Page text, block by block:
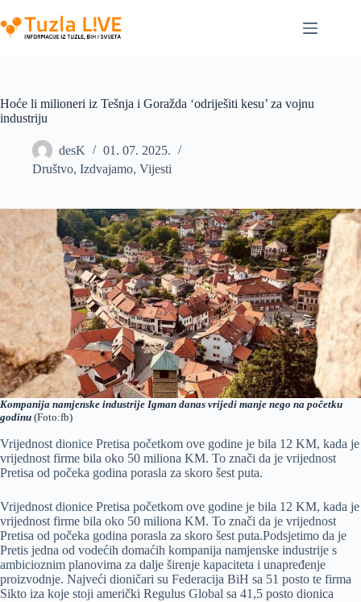
to
content
Hoće li milioneri iz Tešnja i Goražda ‘odriješiti kesu’ za vojnu
industriju
desK
01. 07. 2025.
Društvo, Izdvajamo, Vijesti
Kompanija namjenske industrije Igman danas vrijedi manje nego na početku
godinu (Foto:fb)
Vrijednost dionice Pretisa početkom ove godine je bila 12 KM, kada je
vrijednost firme bila oko 50 miliona KM. To znači da je vrijednost
Pretisa od počeka godina porasla za skoro šest puta.
Vrijednost dionice Pretisa početkom ove godine je bila 12 KM, kada je
vrijednost firme bila oko 50 miliona KM. To znači da je vrijednost
Pretisa od počeka godina porasla za skoro šest puta.Podsjetimo da je
Pretis jedna od vodećih domaćih kompanija namjenske industrije s
ambicioznim planovima za dalje širenje kapaciteta i unapređenje
proizvodnje. Najveći dioničari su Federacija BiH sa 51 posto te firma
Sikto iza koje stoji američki Regulus Global sa 41,5 posto dionica